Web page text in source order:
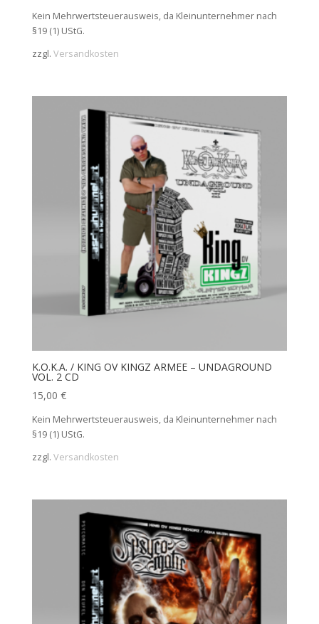
Kein Mehrwertsteuerausweis, da Kleinunternehmer nach
§19 (1) UStG.
zzgl. Versandkosten
K.O.K.A. / KING OV KINGZ ARMEE – UNDAGROUND
VOL. 2 CD
15,00 €
Kein Mehrwertsteuerausweis, da Kleinunternehmer nach
§19 (1) UStG.
zzgl. Versandkosten